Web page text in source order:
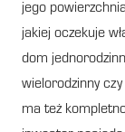
jego
jakiej oczekuje
dom
wielorodzinny
ma też